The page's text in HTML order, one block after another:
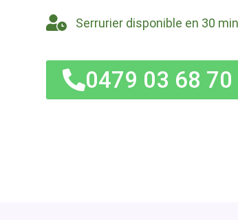
Serrurier disponible en 30 min
0479 03 68 70